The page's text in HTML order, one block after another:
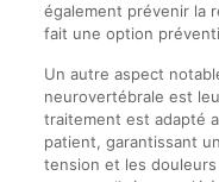
également prévenir la
fait une option
Un autre aspect
neurovertébrale est
traitement est adapté
patient, garantissant
tension et les